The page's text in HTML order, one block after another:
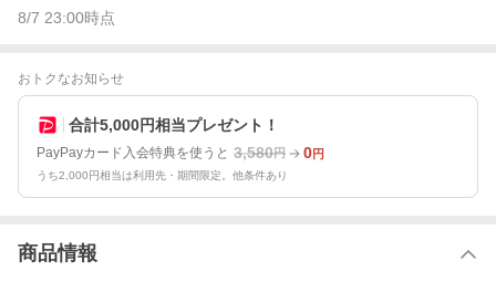
8/7 23:00時点
おトクなお知らせ
合計5,000円相当プレゼント！
PayPayカード入会特典を使うと 3,580円 0円
うち2,000円相当は利用先・期間限定。他条件あり
商品情報